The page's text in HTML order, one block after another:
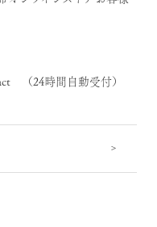
（24時間自動受付）
>